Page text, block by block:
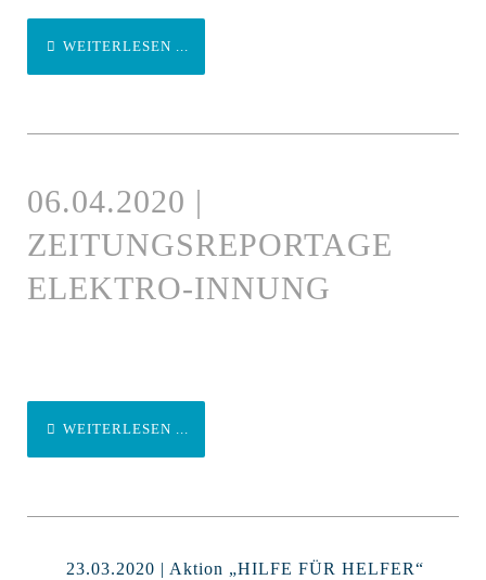
WEITERLESEN ...
06.04.2020 |
ZEITUNGSREPORTAGE
ELEKTRO-INNUNG
WEITERLESEN ...
23.03.2020 | Aktion „HILFE FÜR HELFER“